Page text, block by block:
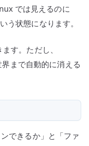
では見えるのに
う状態になります。
す。ただし、
まで自動的に消える
できるか」と「ファ